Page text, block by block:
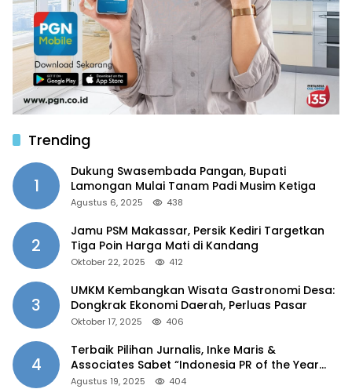
Trending
1
Dukung Swasembada Pangan, Bupati
Lamongan Mulai Tanam Padi Musim Ketiga
Agustus 6, 2025 438
2
Jamu PSM Makassar, Persik Kediri Targetkan
Tiga Poin Harga Mati di Kandang
Oktober 22, 2025 412
3
UMKM Kembangkan Wisata Gastronomi Desa:
Dongkrak Ekonomi Daerah, Perluas Pasar
Oktober 17, 2025 406
4
Terbaik Pilihan Jurnalis, Inke Maris &
Associates Sabet “Indonesia PR of the Year
2025”
Agustus 19, 2025 404